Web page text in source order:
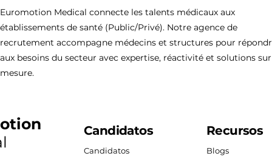
Euromotion Medical connecte les talents médicaux aux
établissements de santé (Public/Privé). Notre agence de
recrutement accompagne médecins et structures pour
aux besoins du secteur avec expertise, réactivité et solutions sur
mesure.
Candidatos
Candidatos
Recursos
Blogs